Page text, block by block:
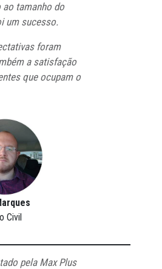
ao tamanho do
um sucesso.
foram
a satisfação
que ocupam o
Civil
pela Max Plus